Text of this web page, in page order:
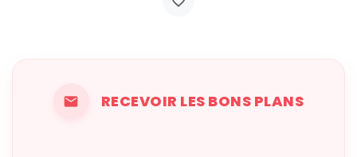
RECEVOIR LES BONS PLANS